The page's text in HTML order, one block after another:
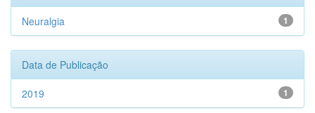
1
Neuralgia
Data de Publicação
1
2019